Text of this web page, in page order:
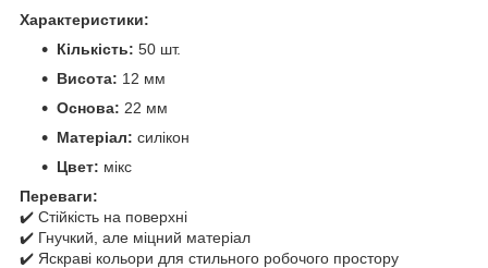
Характеристики:
Кількість: 50 шт.
Висота: 12 мм
Основа: 22 мм
Матеріал: силікон
Цвет: мікс
Переваги:
✔️ Стійкість на поверхні
✔️ Гнучкий, але міцний матеріал
✔️ Яскраві кольори для стильного робочого простору